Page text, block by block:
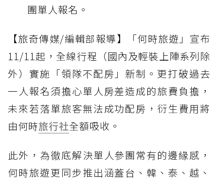
團單人報名。
【旅奇傳媒/編輯部報導】「何時旅遊」宣布
11/11起，全線行程（國內及輕裝上陣系列除
外）實施「領隊不配房」新制。更打破過去
一人報名須擔心單人房差造成的旅費負擔，
未來若落單旅客無法成功配房，衍生費用將
由何時旅行社全額吸收。
此外，為徹底解決單人參團常有的邊緣感，
何時旅遊更同步推出涵蓋台、韓、泰、越、